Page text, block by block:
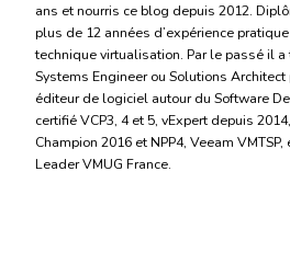
ans et nourris ce blog depuis 2012.
plus de 12 années d’expérience
technique virtualisation. Par le passé il
Systems Engineer ou Solutions
éditeur de logiciel autour du Software
certifié VCP3, 4 et 5, vExpert depuis
Champion 2016 et NPP4, Veeam VMTSP,
Leader VMUG France.